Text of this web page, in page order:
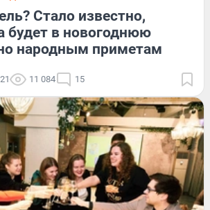
Стало известно,
будет в новогоднюю
народным приметам
11 084 15